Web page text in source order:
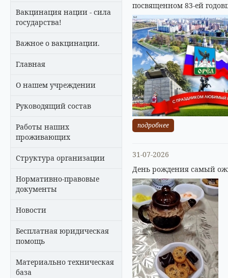
Вакцинация нации - сила
государства!
Важное о вакцинации.
Главная
О нашем учреждении
Руководящий состав
Работы наших
проживающих
Структура организации
Нормативно-правовые
документы
Новости
Бесплатная юридическая
помощь
Материально техническая
база
посвященном 83-ей
подробнее
31-07-2026
День рождения самый